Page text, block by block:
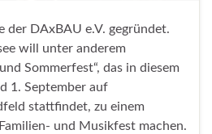
der DAxBAU e.V. gegründet.
will unter anderem
Sommerfest“, das in diesem
1. September auf
stattfindet, zu einem
und Musikfest machen.